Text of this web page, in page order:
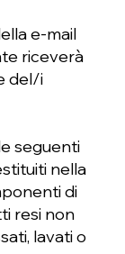
e-mail
riceverà
del/i
seguenti
nella
di
resi non
lavati o